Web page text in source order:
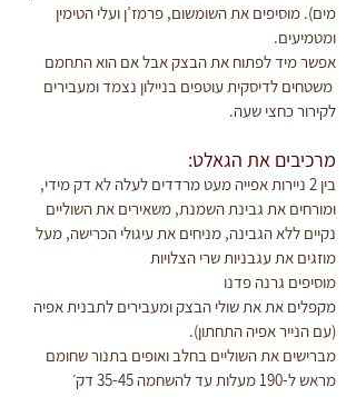
מים). מוסיפים את השומשום, פרמז’ן ועלי הטימין
ומטמיעים.
אפשר מיד לפתוח את הבצק אבל אם הוא התחמם
משטחים לדיסקית עוטפים בניילון נצמד ומעבירים
לקירור כחצי שעה.
מרכיבים את הגאלט:
בין 2 ניירות אפייה מעט מרדדים לעלה לא דק מידי,
ומורחים את גבינת השמנת, משאירים את השוליים
נקיים ללא הגבינה, מניחים את עיגולי הכרישה, מעל
מוזגים את עגבניות שרי הצלויות
מוסיפים גרנה פדנו
מקפלים את את שולי הבצק ומעבירים לתבנית אפיה
(עם הנייר אפיה התחתון).
מברישים את השוליים בחלב ואופים בתנור שחומם
מראש ל-190 מעלות עד להשחמה 35-45 דק׳